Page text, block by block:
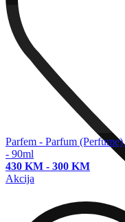
Parfem - Parfum (Perfume)
- 90ml
430 KM - 300 KM
Akcija